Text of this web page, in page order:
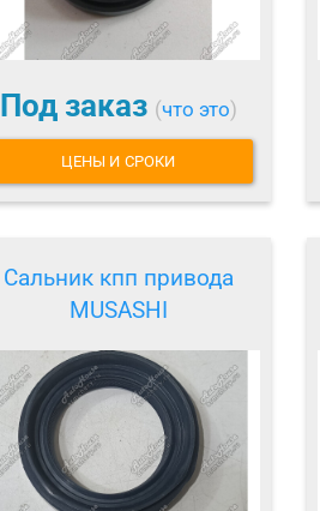
Под заказ (что это)
ЦЕНЫ И СРОКИ
Сальник кпп привода
MUSASHI